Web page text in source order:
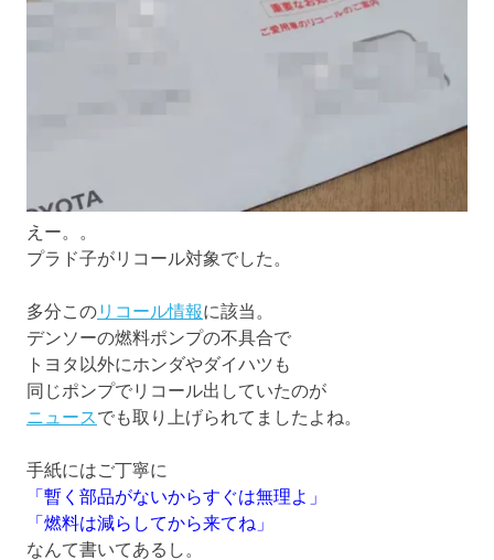
えー。。
プラド子がリコール対象でした。
多分このリコール情報に該当。
デンソーの燃料ポンプの不具合で
トヨタ以外にホンダやダイハツも
同じポンプでリコール出していたのが
ニュースでも取り上げられてましたよね。
手紙にはご丁寧に
「暫く部品がないからすぐは無理よ」
「燃料は減らしてから来てね」
なんて書いてあるし。